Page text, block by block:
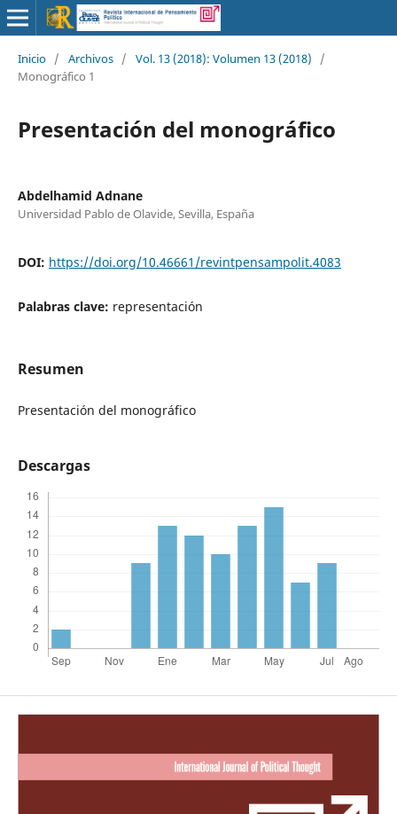
Inicio / Archivos / Vol. 13 (2018): Volumen 13 (2018)
/
Monográfico 1
Presentación del monográfico
Abdelhamid Adnane
Universidad Pablo de Olavide, Sevilla, España
DOI: https://doi.org/10.46661/revintpensampolit.4083
Palabras clave: representación
Resumen
Presentación del monográfico
Descargas